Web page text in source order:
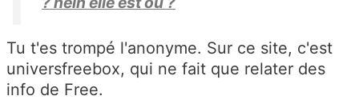
Tu t'es trompé l'anonyme. Sur ce site, c'est
universfreebox, qui ne fait que relater des
info de Free.